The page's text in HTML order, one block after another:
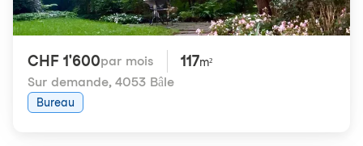
CHF 1'600par mois 117m²
Sur demande, 4053 Bâle
Bureau